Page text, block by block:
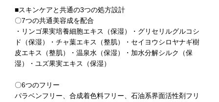
■スキンケアと共通の3つの処方設計
〇7つの共通美容成を配合
・リンゴ果実培養細胞エキス（保湿）・グリセリルグルコシ
ド（保湿）・チャ葉エキス（整肌）・セイヨウシロヤナギ樹
皮エキス（整肌）・温泉水（保湿）・加水分解シルク（保
湿）・ユズ果実エキス（保湿）
〇6つのフリー
パラベンフリー、合成着色料フリー、石油系界面活性剤フリ